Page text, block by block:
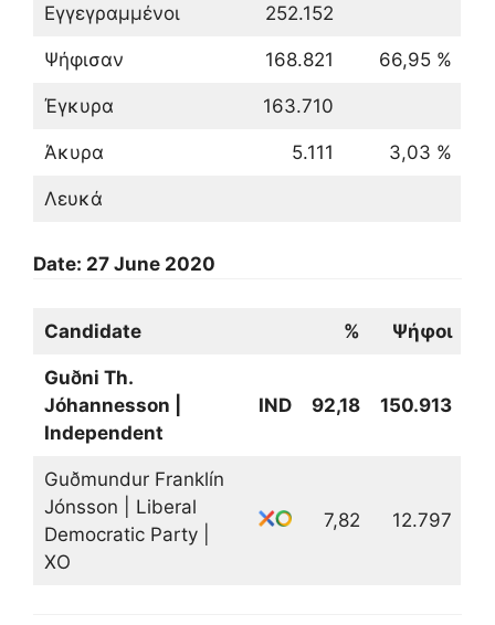
Εγγεγραμμένοι 252.152
Ψήφισαν 168.821 66,95 %
Έγκυρα 163.710
Άκυρα 5.111 3,03 %
Λευκά
Date: 27 June 2020
Candidate % Ψήφοι
Guðni Th.
Jóhannesson |
Independent
IND 92,18 150.913
Guðmundur Franklín
Jónsson | Liberal
Democratic Party |
XO
7,82 12.797